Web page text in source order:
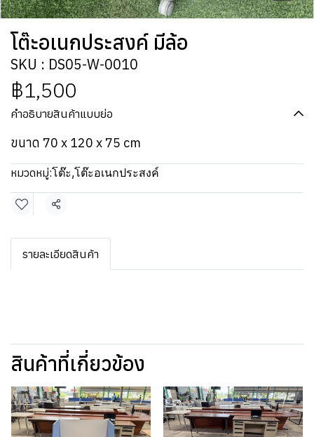
โต๊ะอเนกประสงค์ มีล้อ
SKU : DS05-W-0010
฿1,500
คำอธิบายสินค้าแบบย่อ
ขนาด 70 x 120 x 75 cm
หมวดหมู่:โต๊ะ,โต๊ะอเนกประสงค์
แชร์
รายละเอียดสินค้า
สินค้าที่เกี่ยวข้อง